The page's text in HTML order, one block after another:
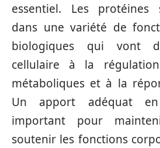
essentiel. Les protéines
dans une variété de
biologiques qui vont
cellulaire à la
métaboliques et à la
Un apport adéquat
important pour
soutenir les fonctions